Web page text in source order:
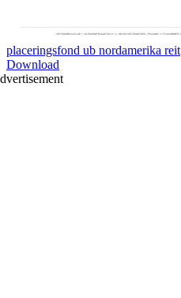
placeringsfond ub nordamerika reit
Download